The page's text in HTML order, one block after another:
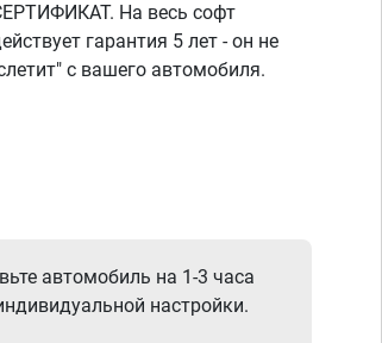
На весь софт
гарантия 5 лет - он не
с вашего автомобиля.
автомобиль на 1-3 часа
настройки.